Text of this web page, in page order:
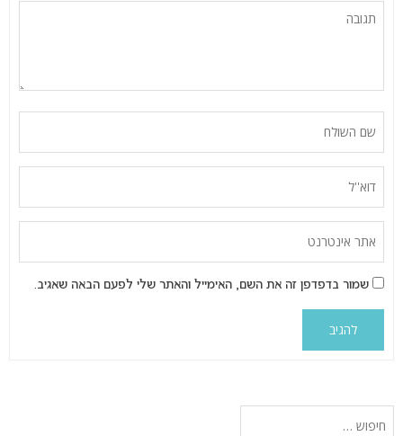
שמור בדפדפן זה את השם, האימייל והאתר שלי לפעם הבאה שאגיב.